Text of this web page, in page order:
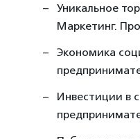
Уникальное
Маркетинг.
Экономика
Инвестиции в